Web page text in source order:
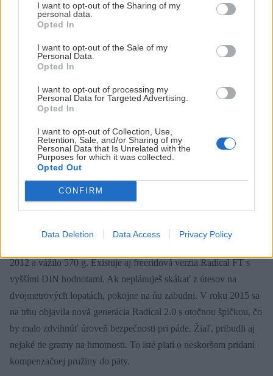
I want to opt-out of the Sharing of my
personal data.
Opted In
I want to opt-out of the Sale of my
Personal Data.
Opted In
I want to opt-out of processing my
Personal Data for Targeted Advertising.
Opted In
I want to opt-out of Collection, Use,
Retention, Sale, and/or Sharing of my
Personal Data that Is Unrelated with the
Purposes for which it was collected.
Opted Out
CONFIRM
Data Deletion Data Access Privacy Policy
urobia dieru do podrážky na lyžiarke. No a brzda trpí rovnakými
neduhmi ako pri vyššie spomenutom model Crest.
Dynafit ST/Radical: Bezpečnosť a
komfort s nadváhou
Hlavná zmena Radicalu oproti staršiemu Verticalu je v stúpacích
oporách, ktoré sa už neprepínajú otáčaním päty (tento úkon ostal
vyhradený pre zmenu chôdza/zjazd), ale preklápaním
používania preklápačiek na tomto viazaní je zatiaľ konkurenciou
neprekonaný.
2012 a vážilo 570 g. Existuje aj freeridová verzia Radical FT s
vyššími DIN hodnotami. Ak neplánuješ skákať z útesov na
dvojmetrových lopatách, pokojne na ňu zabudni. V roku 2015 sa
na trhu objavila nová generácia Radical 2.0 s otočnou špičkou, čo
by malo zdvihnúť úroveň bezpečnosti pri páde. Žiaľ, pribudli aj
nejaké tie gramy na hmotnosti. To isté platí o neskoršom pridaní
kompenzačnej pružiny do päty.